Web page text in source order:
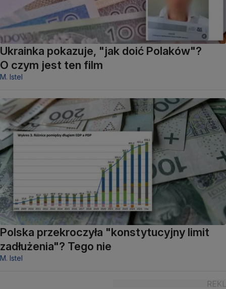
Ukrainka pokazuje, "jak doić Polaków"?
O czym jest ten film
M. Istel
Polska przekroczyła "konstytucyjny limit
zadłużenia"? Tego nie
M. Istel